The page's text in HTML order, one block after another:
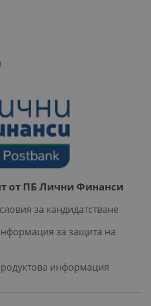
от ПБ Лични Финанси
за кандидатстване
за защита на
информация